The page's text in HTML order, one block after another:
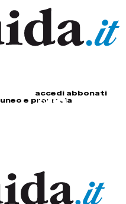
accedi abbonati
e provincia